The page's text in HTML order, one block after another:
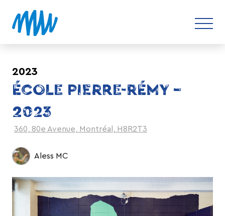
2023
ÉCOLE PIERRE-RÉMY –
2023
360, 80e Avenue, Montréal, H8R2T3
Aless MC